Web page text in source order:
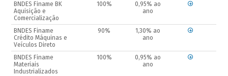
BNDES Finame BK
Aquisição e
Comercialização
100%
0,95% ao
ano
BNDES Finame
Crédito Máquinas e
Veículos Direto
90%
1,30% ao
ano
BNDES Finame
Materiais
Industrializados
100%
0,95% ao
ano